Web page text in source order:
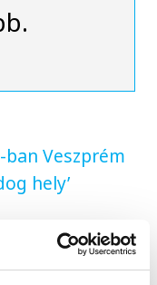
ban Veszprém
hely’